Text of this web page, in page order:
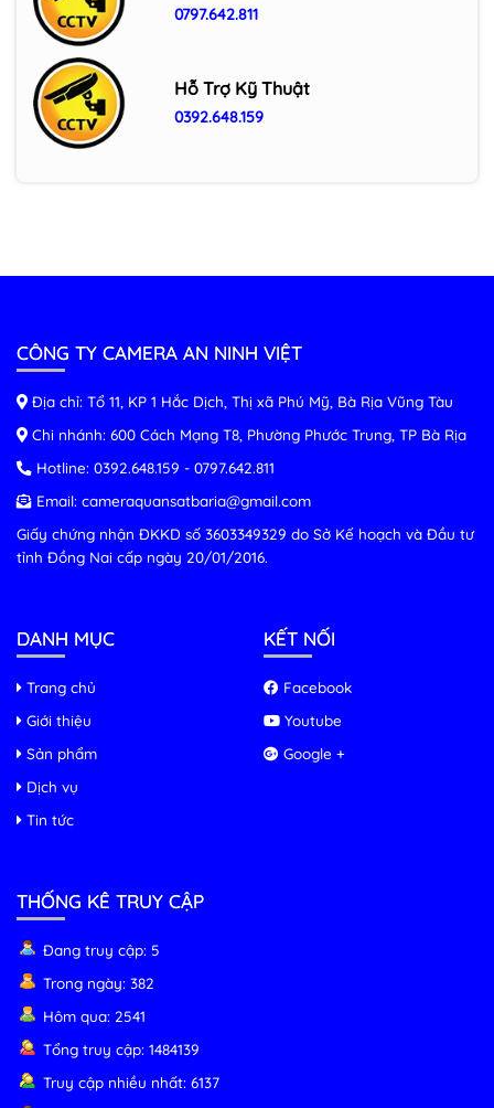
0797.642.811
Hỗ Trợ Kỹ Thuật
0392.648.159
CÔNG TY CAMERA AN NINH VIỆT
Địa chỉ: Tổ 11, KP 1 Hắc Dịch, Thị xã Phú Mỹ, Bà Rịa Vũng Tàu
Chi nhánh: 600 Cách Mạng T8, Phường Phước Trung, TP Bà Rịa
Hotline: 0392.648.159 - 0797.642.811
Email: cameraquansatbaria@gmail.com
Giấy chứng nhận ĐKKD số 3603349329 do Sở Kế hoạch và Đầu tư
tỉnh Đồng Nai cấp ngày 20/01/2016.
DANH MỤC
Trang chủ
Giới thiệu
Sản phẩm
Dịch vụ
Tin tức
KẾT NỐI
Facebook
Youtube
Google +
THỐNG KÊ TRUY CẬP
Đang truy cập: 5
Trong ngày: 382
Hôm qua: 2541
Tổng truy cập: 1484139
Truy cập nhiều nhất: 6137